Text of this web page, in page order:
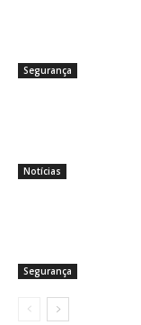
Segurança
Notícias
Segurança